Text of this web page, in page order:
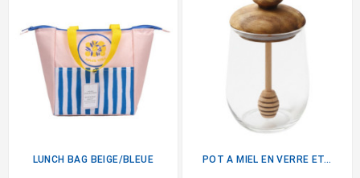
LUNCH BAG BEIGE/BLEUE POT A MIEL EN VERRE ET...